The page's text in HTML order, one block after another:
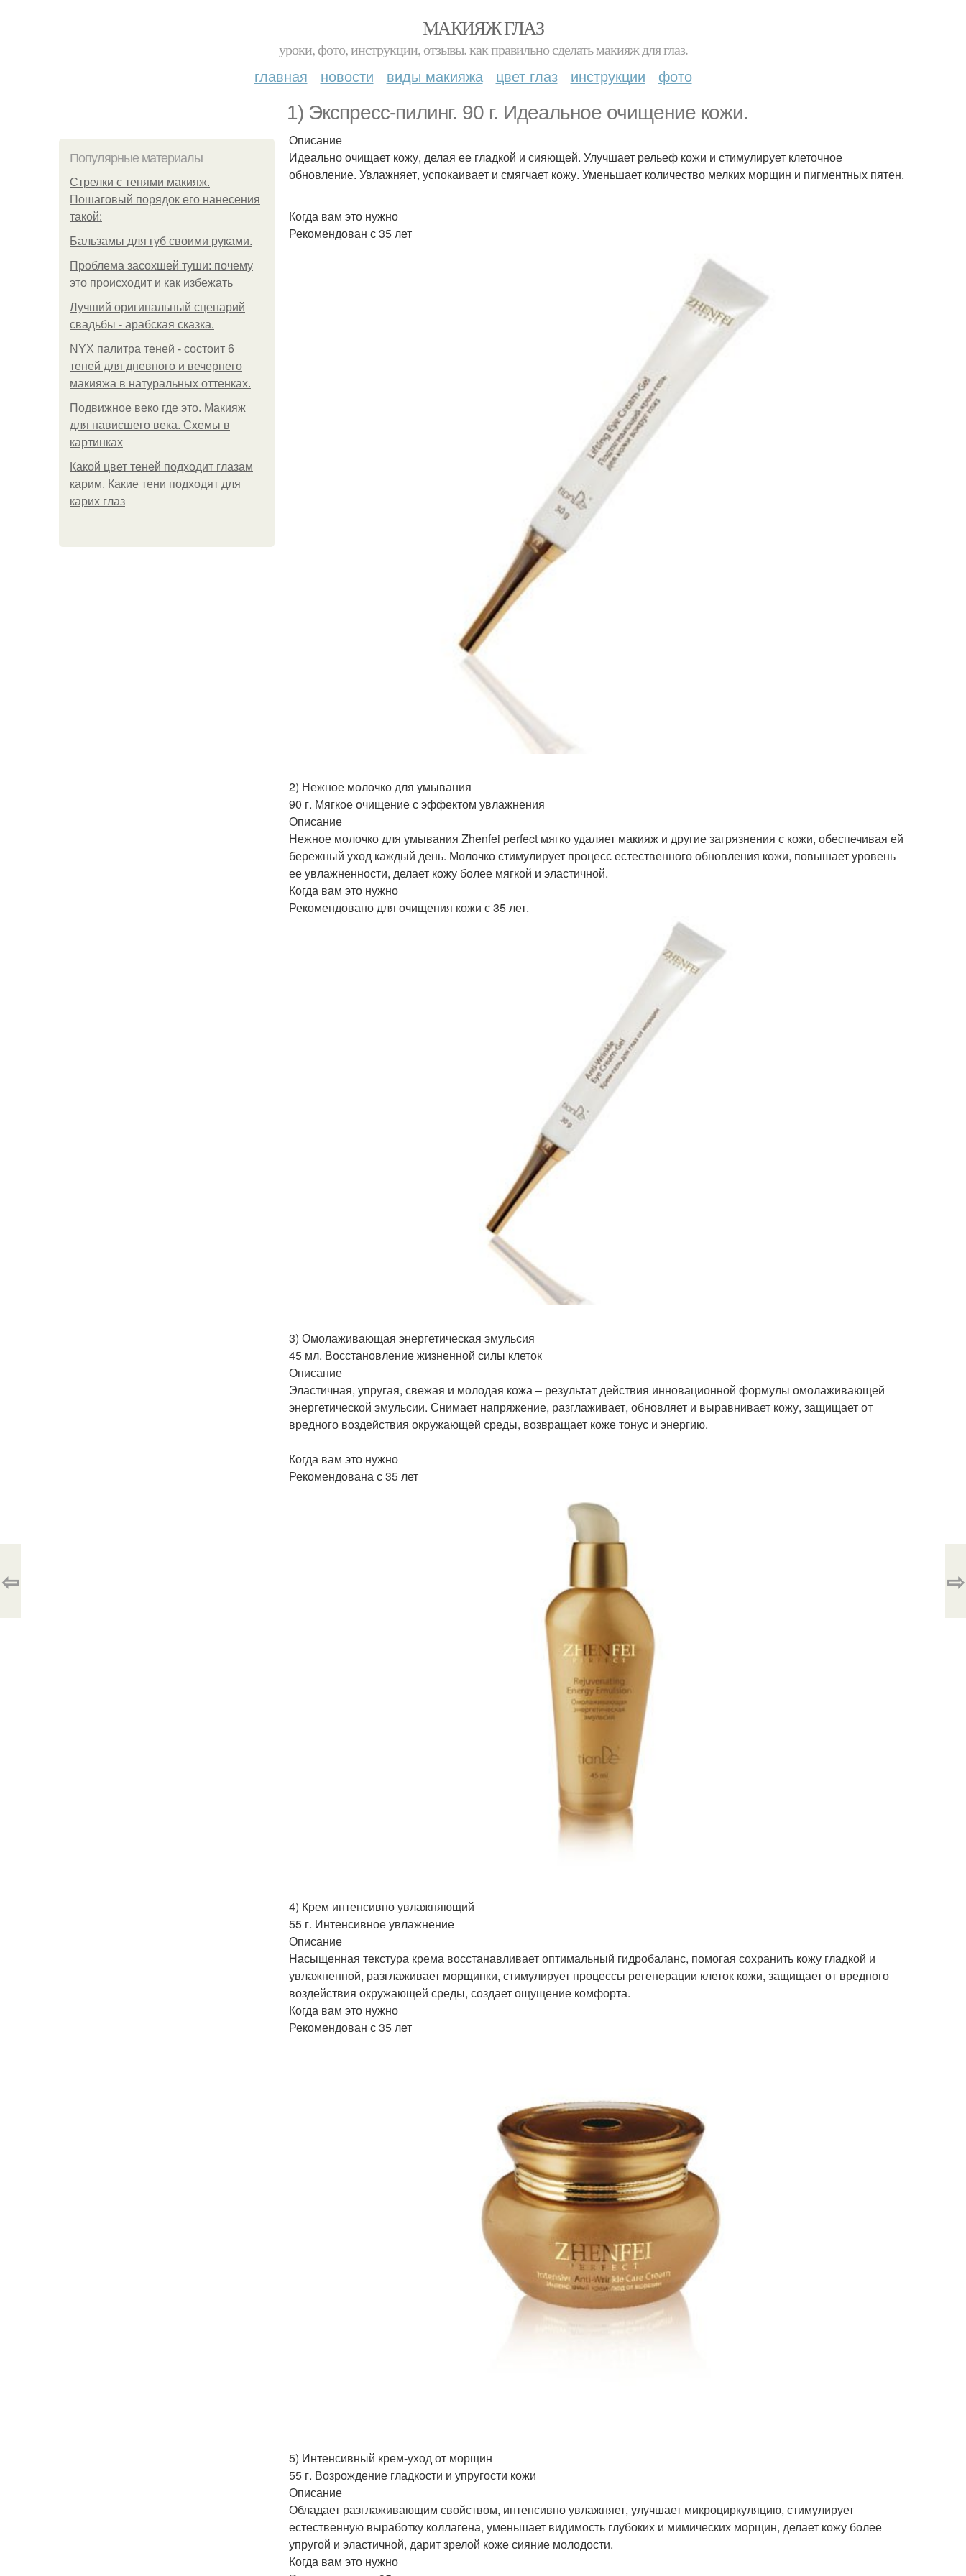
МАКИЯЖ ГЛАЗ
уроки, фото, инструкции, отзывы. как правильно сделать макияж для глаз.
главная новости виды макияжа цвет глаз инструкции фото
1) Экспресс-пилинг. 90 г. Идеальное очищение кожи.
Популярные материалы
Стрелки с тенями макияж.
Пошаговый порядок его нанесения
такой:
Бальзамы для губ своими руками.
Проблема засохшей туши: почему
это происходит и как избежать
Лучший оригинальный сценарий
свадьбы - арабская сказка.
NYX палитра теней - состоит 6
теней для дневного и вечернего
макияжа в натуральных оттенках.
Подвижное веко где это. Макияж
для нависшего века. Схемы в
картинках
Какой цвет теней подходит глазам
карим. Какие тени подходят для
карих глаз
Описание
Идеально очищает кожу, делая ее гладкой и сияющей. Улучшает рельеф кожи и стимулирует клеточное
обновление. Увлажняет, успокаивает и смягчает кожу. Уменьшает количество мелких морщин и пигментных пятен.
Когда вам это нужно
Рекомендован с 35 лет
2) Нежное молочко для умывания
90 г. Мягкое очищение с эффектом увлажнения
Описание
Нежное молочко для умывания Zhenfei perfect мягко удаляет макияж и другие загрязнения с кожи, обеспечивая ей
бережный уход каждый день. Молочко стимулирует процесс естественного обновления кожи, повышает уровень
ее увлажненности, делает кожу более мягкой и эластичной.
Когда вам это нужно
Рекомендовано для очищения кожи с 35 лет.
3) Омолаживающая энергетическая эмульсия
45 мл. Восстановление жизненной силы клеток
Описание
Эластичная, упругая, свежая и молодая кожа – результат действия инновационной формулы омолаживающей
энергетической эмульсии. Снимает напряжение, разглаживает, обновляет и выравнивает кожу, защищает от
вредного воздействия окружающей среды, возвращает коже тонус и энергию.
Когда вам это нужно
Рекомендована с 35 лет
4) Крем интенсивно увлажняющий
55 г. Интенсивное увлажнение
Описание
Насыщенная текстура крема восстанавливает оптимальный гидробаланс, помогая сохранить кожу гладкой и
увлажненной, разглаживает морщинки, стимулирует процессы регенерации клеток кожи, защищает от вредного
воздействия окружающей среды, создает ощущение комфорта.
Когда вам это нужно
Рекомендован с 35 лет
5) Интенсивный крем-уход от морщин
55 г. Возрождение гладкости и упругости кожи
Описание
Обладает разглаживающим свойством, интенсивно увлажняет, улучшает микроциркуляцию, стимулирует
естественную выработку коллагена, уменьшает видимость глубоких и мимических морщин, делает кожу более
упругой и эластичной, дарит зрелой коже сияние молодости.
Когда вам это нужно
⇦ ⇨